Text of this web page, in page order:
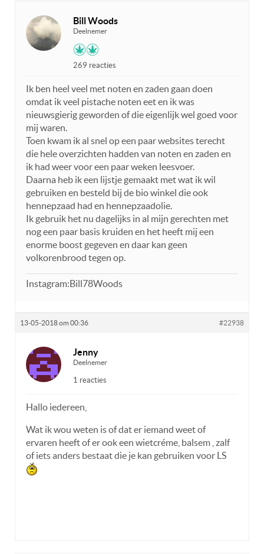
Bill Woods
Deelnemer
269 reacties
Ik ben heel veel met noten en zaden gaan doen
omdat ik veel pistache noten eet en ik was
nieuwsgierig geworden of die eigenlijk wel goed voor
mij waren.
Toen kwam ik al snel op een paar websites terecht
die hele overzichten hadden van noten en zaden en
ik had weer voor een paar weken leesvoer.
Daarna heb ik een lijstje gemaakt met wat ik wil
gebruiken en besteld bij de bio winkel die ook
hennepzaad had en hennepzaadolie.
Ik gebruik het nu dagelijks in al mijn gerechten met
nog een paar basis kruiden en het heeft mij een
enorme boost gegeven en daar kan geen
volkorenbrood tegen op.
Instagram:Bill78Woods
13-05-2018 om 00:36 #22938
Jenny
Deelnemer
1 reacties
Hallo iedereen,
Wat ik wou weten is of dat er iemand weet of
ervaren heeft of er ook een wietcréme, balsem , zalf
of iets anders bestaat die je kan gebruiken voor LS